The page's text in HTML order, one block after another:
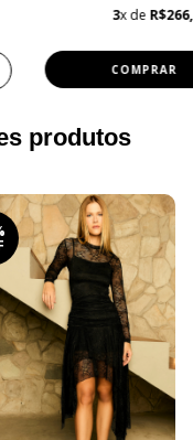
3x de
COMPRAR
produtos